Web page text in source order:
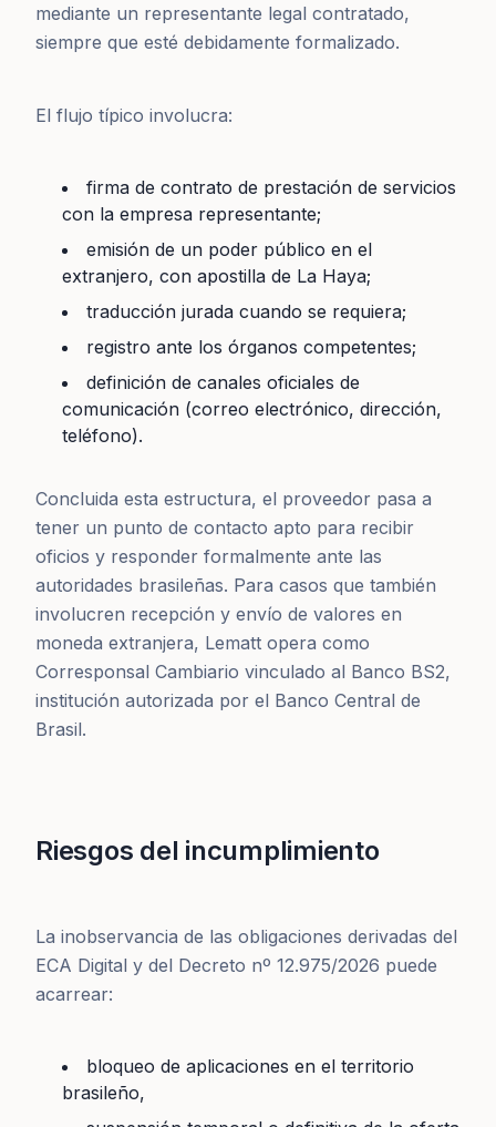
mediante un representante legal contratado,
siempre que esté debidamente formalizado.
El flujo típico involucra:
firma de contrato de prestación de servicios
con la empresa representante;
emisión de un poder público en el
extranjero, con apostilla de La Haya;
traducción jurada cuando se requiera;
registro ante los órganos competentes;
definición de canales oficiales de
comunicación (correo electrónico, dirección,
teléfono).
Concluida esta estructura, el proveedor pasa a
tener un punto de contacto apto para recibir
oficios y responder formalmente ante las
autoridades brasileñas. Para casos que también
involucren recepción y envío de valores en
moneda extranjera, Lematt opera como
Corresponsal Cambiario vinculado al Banco BS2,
institución autorizada por el Banco Central de
Brasil.
Riesgos del incumplimiento
La inobservancia de las obligaciones derivadas del
ECA Digital y del Decreto nº 12.975/2026 puede
acarrear:
bloqueo de aplicaciones en el territorio
brasileño,